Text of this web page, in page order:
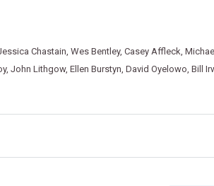
Chastain Wes Bentley, Casey Affleck
, John Lithgow, Ellen Burstyn David Oyelowo Bill